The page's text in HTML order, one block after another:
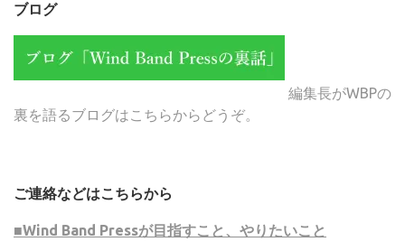
ブログ
編集長がWBPの
裏を語るブログはこちらからどうぞ。
ご連絡などはこちらから
■Wind Band Pressが目指すこと、やりたいこと